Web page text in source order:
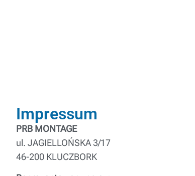
Impressum
PRB MONTAGE
ul. JAGIELLOŃSKA 3/17
46-200 KLUCZBORK